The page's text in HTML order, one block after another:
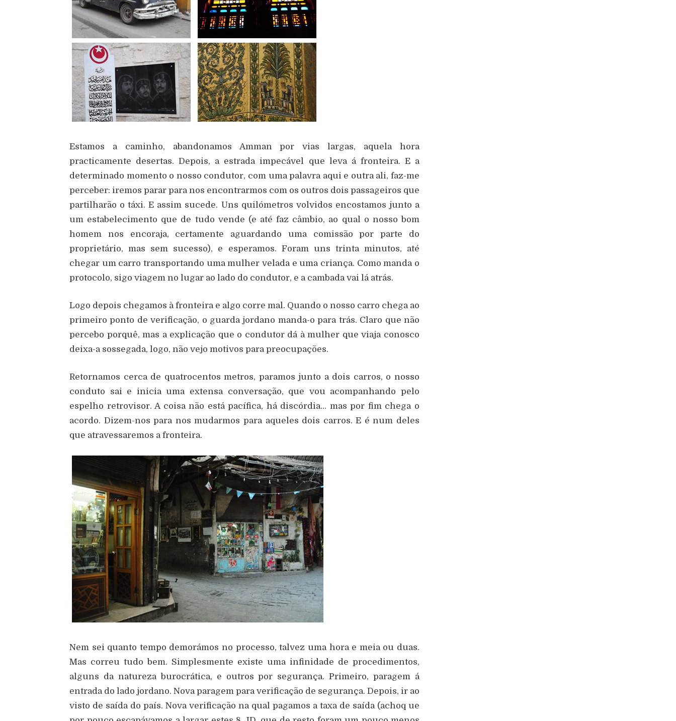
Estamos a caminho, abandonamos Amman por vias largas, aquela hora
practicamente desertas. Depois, a estrada impecável que leva á fronteira. E a
determinado momento o nosso condutor, com uma palavra aqui e outra ali, faz-me
perceber: iremos parar para nos encontrarmos com os outros dois passageiros que
partilharão o táxi. E assim sucede. Uns quilómetros volvidos encostamos junto a
um estabelecimento que de tudo vende (e até faz câmbio, ao qual o nosso bom
homem nos encoraja, certamente aguardando uma comissão por parte do
proprietário, mas sem sucesso), e esperamos. Foram uns trinta minutos, até
chegar um carro transportando uma mulher velada e uma criança. Como manda o
protocolo, sigo viagem no lugar ao lado do condutor, e a cambada vai lá atrás.
Logo depois chegamos à fronteira e algo corre mal. Quando o nosso carro chega ao
primeiro ponto de verificação, o guarda jordano manda-o para trás. Claro que não
percebo porquê, mas a explicação que o condutor dá à mulher que viaja conosco
deixa-a sossegada, logo, não vejo motivos para preocupações.
Retornamos cerca de quatrocentos metros, paramos junto a dois carros, o nosso
conduto sai e inicia uma extensa conversação, que vou acompanhando pelo
espelho retrovisor. A coisa não está pacífica, há discórdia… mas por fim chega o
acordo. Dizem-nos para nos mudarmos para aqueles dois carros. E é num deles
que atravessaremos a fronteira.
Nem sei quanto tempo demorámos no processo, talvez uma hora e meia ou duas.
Mas correu tudo bem. Simplesmente existe uma infinidade de procedimentos,
alguns da natureza burocrática, e outros por segurança. Primeiro, paragem á
entrada do lado jordano. Nova paragem para verificação de segurança. Depois, ir ao
visto de saída do país. Nova verificação na qual pagamos a taxa de saída (achoq ue